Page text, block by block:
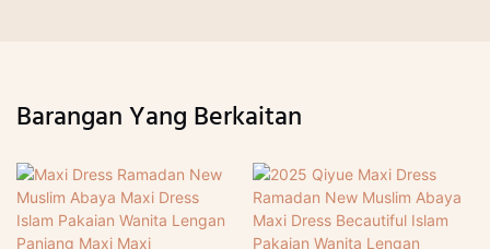
Barangan Yang Berkaitan